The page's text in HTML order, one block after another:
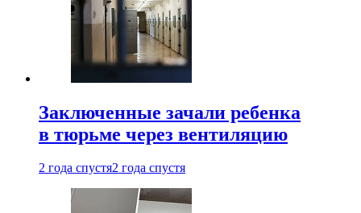
Заключенные зачали ребенка
в тюрьме через вентиляцию
2 года спустя2 года спустя